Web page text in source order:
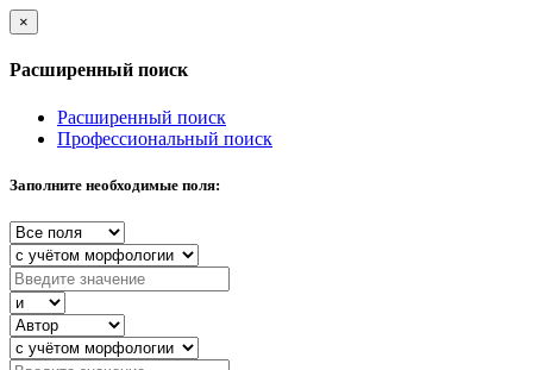
×
Расширенный поиск
Расширенный поиск
Профессиональный поиск
Заполните необходимые поля: